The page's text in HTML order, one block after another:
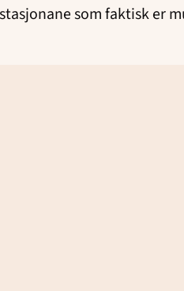
som faktisk er